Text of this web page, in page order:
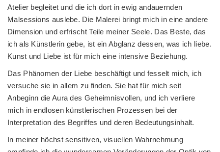
Atelier begleitet und die ich dort in ewig andauernden
Malsessions auslebe. Die Malerei bringt mich in eine andere
Dimension und erfrischt Teile meiner Seele. Das Beste, das
ich als Künstlerin gebe, ist ein Abglanz dessen, was ich liebe.
Kunst und Liebe ist für mich eine intensive Beziehung.
Das Phänomen der Liebe beschäftigt und fesselt mich, ich
versuche sie in allem zu finden. Sie hat für mich seit
Anbeginn die Aura des Geheimnisvollen, und ich verliere
mich in endlosen künstlerischen Prozessen bei der
Interpretation des Begriffes und deren Bedeutungsinhalt.
In meiner höchst sensitiven, visuellen Wahrnehmung